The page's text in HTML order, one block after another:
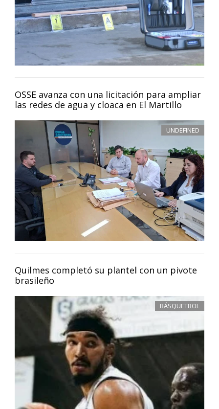
OSSE avanza con una licitación para ampliar
las redes de agua y cloaca en El Martillo
UNDEFINED
Quilmes completó su plantel con un pivote
brasileño
BÁSQUETBOL